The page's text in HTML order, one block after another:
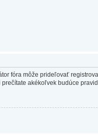
fóra môže prideľovať
akékoľvek budúce